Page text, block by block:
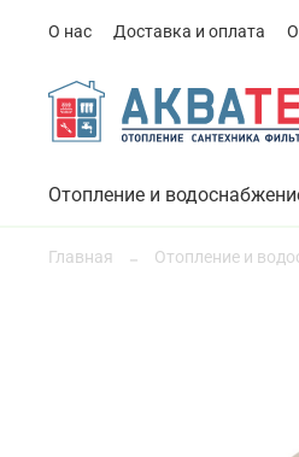
О нас Доставка и оплата
Отопление и
Главная Отопление и